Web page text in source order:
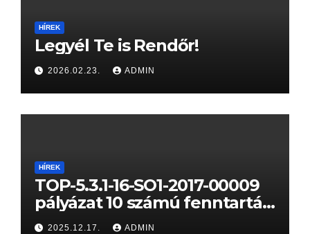
HÍREK
Legyél Te is Rendőr!
2026.02.23. ADMIN
HÍREK
TOP-5.3.1-16-SO1-2017-00009
pályázat 10 számú fenntartási
jelentése
2025.12.17. ADMIN